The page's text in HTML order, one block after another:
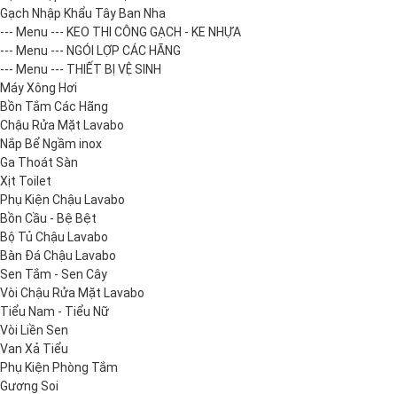
Gạch Nhập Khẩu Tây Ban Nha
--- Menu --- KEO THI CÔNG GẠCH - KE NHỰA
--- Menu --- NGÓI LỢP CÁC HÃNG
--- Menu --- THIẾT BỊ VỆ SINH
Máy Xông Hơi
Bồn Tắm Các Hãng
Chậu Rửa Mặt Lavabo
Nắp Bể Ngầm inox
Ga Thoát Sàn
Xịt Toilet
Phụ Kiện Chậu Lavabo
Bồn Cầu - Bệ Bệt
Bộ Tủ Chậu Lavabo
Bàn Đá Chậu Lavabo
Sen Tắm - Sen Cây
Vòi Chậu Rửa Mặt Lavabo
Tiểu Nam - Tiểu Nữ
Vòi Liền Sen
Van Xả Tiểu
Phụ Kiện Phòng Tắm
Gương Soi